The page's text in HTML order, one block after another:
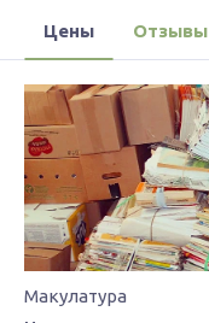
Цены Отзывы
Макулатура